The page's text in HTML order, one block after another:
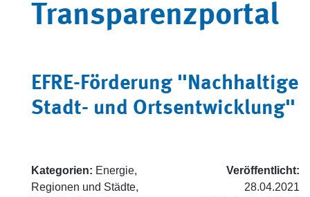
Transparenzportal
EFRE-Förderung "Nachhaltige
Stadt- und Ortsentwicklung"
Kategorien: Energie,
Regionen und Städte,
Veröffentlicht:
28.04.2021